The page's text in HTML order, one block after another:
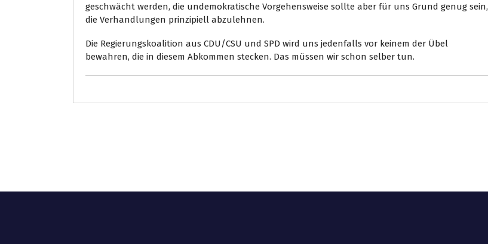
geschwächt werden, die undemokratische Vorgehensweise sollte aber für uns Grund genug sein,
die Verhandlungen prinzipiell abzulehnen.
Die Regierungskoalition aus CDU/CSU und SPD wird uns jedenfalls vor keinem der Übel
bewahren, die in diesem Abkommen stecken. Das müssen wir schon selber tun.